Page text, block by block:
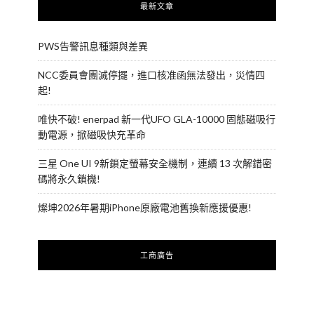
最新文章
PWS告警訊息種類與差異
NCC委員會團滅停擺，進口核准函無法發出，災情四
起!
唯快不破! enerpad 新一代UFO GLA-10000 固態磁吸行
動電源，掀磁吸快充革命
三星 One UI 9新鎖定螢幕安全機制，連續 13 次解錯密
碼將永久鎖機!
燦坤2026年暑期iPhone原廠電池舊換新應援優惠!
工商廣告